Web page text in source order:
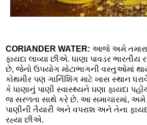
CORIANDER WATER: આજે અમે તમારા
ફાયદા લાવ્યા છીએ. ધાણા પાવડર
છે, જેનો ઉપયોગ મોટાભાગની વસ્તુઓમાં
કોથમીર પણ ગાર્નિશિંગ માટે ખાસ સ્થાન
કે ધાણાનું પાણી સ્વાસ્થ્યને ઘણા ફાયદા
જ સરળતા સાથે કરે છે. આ સમાચારમાં, અમે
પાણીની તૈયારી અને વપરાશ અને તેના
રહ્યા છીએ.